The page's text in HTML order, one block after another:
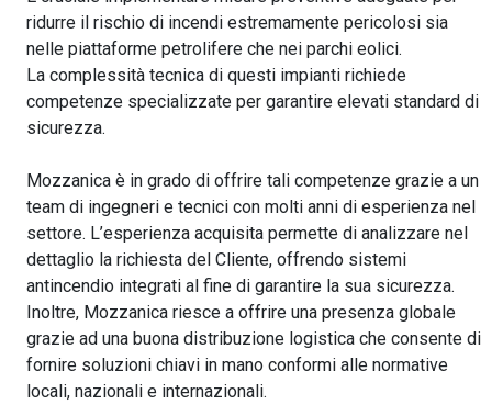
ridurre il rischio di incendi estremamente pericolosi sia
nelle piattaforme petrolifere che nei parchi eolici.
La complessità tecnica di questi impianti richiede
competenze specializzate per garantire elevati standard di
sicurezza.
Mozzanica è in grado di offrire tali competenze grazie a un
team di ingegneri e tecnici con molti anni di esperienza nel
settore. L’esperienza acquisita permette di analizzare nel
dettaglio la richiesta del Cliente, offrendo sistemi
antincendio integrati al fine di garantire la sua sicurezza.
Inoltre, Mozzanica riesce a offrire una presenza globale
grazie ad una buona distribuzione logistica che consente di
fornire soluzioni chiavi in mano conformi alle normative
locali, nazionali e internazionali.